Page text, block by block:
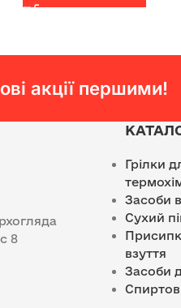
акції першими!
8
Грілки
Засоби
Сухий
взуття
Засоби